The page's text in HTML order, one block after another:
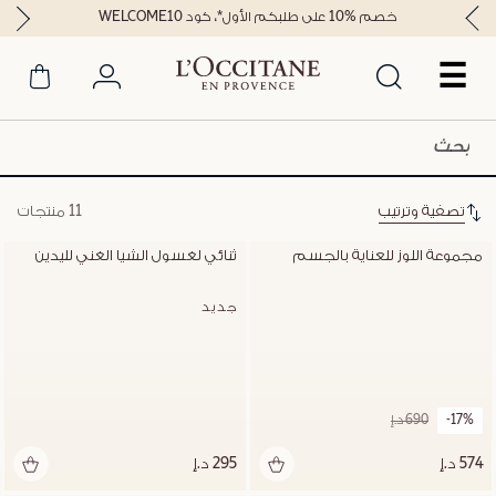
☰
خصم %10 على طلبكم الأول*، كود WELCOME10
تصفية وترتيب 11 منتجات
مجموعة اللوز للعناية بالجسم
574 د.إ
-17% 690 د.إ
ثنائي لغسول الشيا الغني لليدين
جديد
295 د.إ